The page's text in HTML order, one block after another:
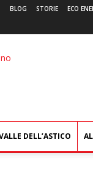
BLOG STORIE ECO
DELL’ASTICO